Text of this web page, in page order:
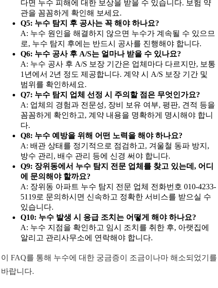
다면 누수 피해에 대한 보상을 받을 수 있습니다. 보험 약
관을 꼼꼼하게 확인해 보세요.
Q5: 누수 탐지 후 공사는 꼭 해야 하나요?
A: 누수 원인을 해결하지 않으면 누수가 계속될 수 있으므
로, 누수 탐지 후에는 반드시 공사를 진행해야 합니다.
Q6: 누수 공사 후 A/S는 얼마나 받을 수 있나요?
A: 누수 공사 후 A/S 보장 기간은 업체마다 다르지만, 보통
1년에서 2년 정도 제공합니다. 계약 시 A/S 보장 기간 및
범위를 확인하세요.
Q7: 누수 탐지 업체 선정 시 주의할 점은 무엇인가요?
A: 업체의 경험과 전문성, 장비 보유 여부, 평판, 견적 등을
꼼꼼하게 확인하고, 계약 내용을 명확하게 명시해야 합니
다.
Q8: 누수 예방을 위해 어떤 노력을 해야 하나요?
A: 배관 상태를 정기적으로 점검하고, 겨울철 동파 방지,
방수 관리, 배수 관리 등에 신경 써야 합니다.
Q9: 장위동에서 누수 탐지 전문 업체를 찾고 있는데, 어디
에 문의해야 할까요?
A: 장위동 아파트 누수 탐지 전문 업체 전화번호 010-4233-
5119로 문의하시면 신속하고 정확한 서비스를 받으실 수
있습니다.
Q10: 누수 발생 시 응급 조치는 어떻게 해야 하나요?
A: 누수 지점을 확인하고 임시 조치를 취한 후, 아랫집에
알리고 관리사무소에 연락해야 합니다.
이 FAQ를 통해 누수에 대한 궁금증이 조금이나마 해소되었기를
바랍니다.